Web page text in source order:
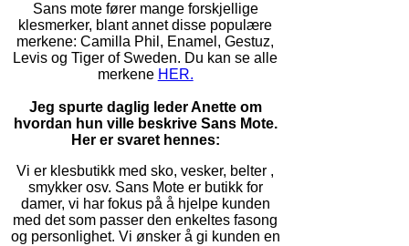
Sans mote fører mange forskjellige
klesmerker, blant annet disse populære
merkene: Camilla Phil, Enamel, Gestuz,
Levis og Tiger of Sweden. Du kan se alle
merkene HER.
Jeg spurte daglig leder Anette om
hvordan hun ville beskrive Sans Mote.
Her er svaret hennes:
Vi er klesbutikk med sko, vesker, belter ,
smykker osv. Sans Mote er butikk for
damer, vi har fokus på å hjelpe kunden
med det som passer den enkeltes fasong
og personlighet. Vi ønsker å gi kunden en